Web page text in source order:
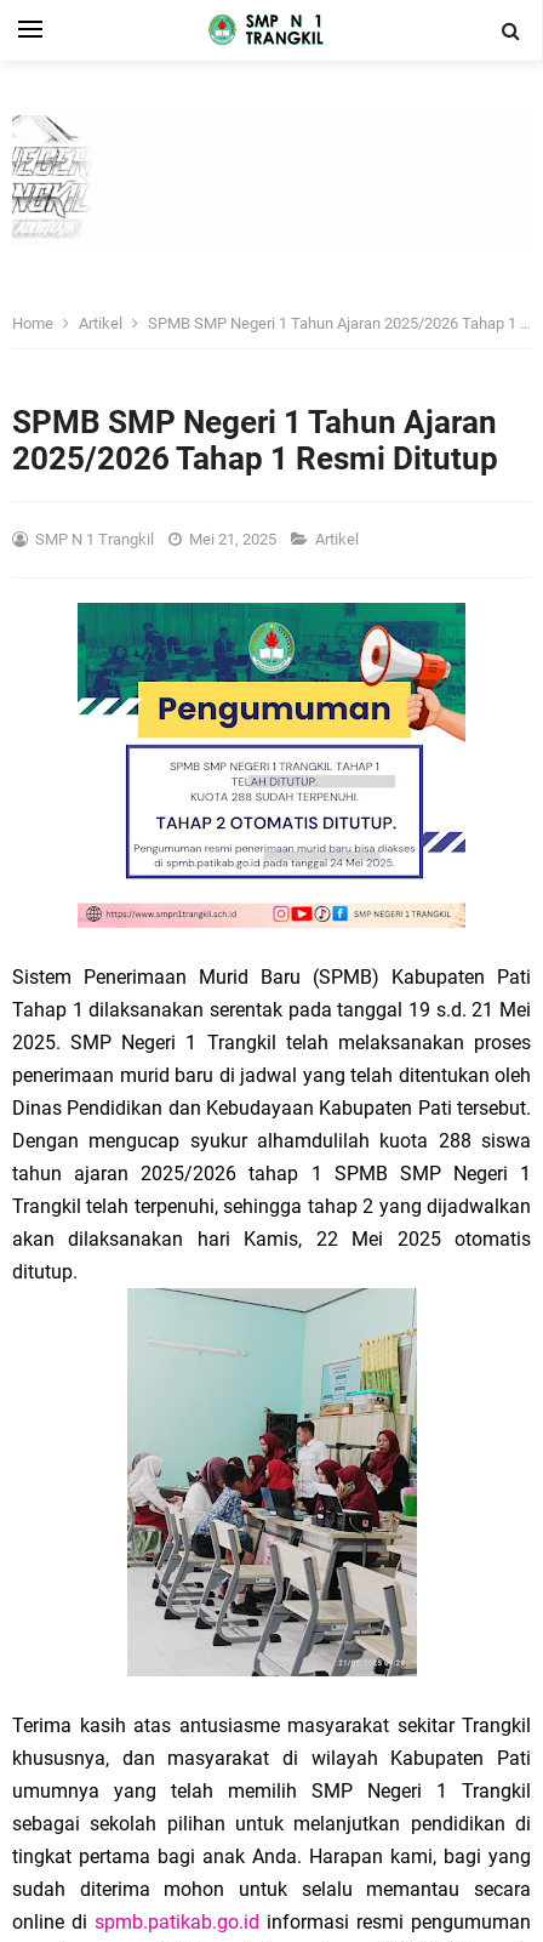
Home Artikel SPMB SMP Negeri 1 Tahun Ajaran 2025/2026 Tahap 1 Resmi Ditutup
SPMB SMP Negeri 1 Tahun Ajaran
2025/2026 Tahap 1 Resmi Ditutup
SMP N 1 Trangkil Mei 21, 2025 Artikel
Sistem Penerimaan Murid Baru (SPMB) Kabupaten Pati
Tahap 1 dilaksanakan serentak pada tanggal 19 s.d. 21 Mei
2025. SMP Negeri 1 Trangkil telah melaksanakan proses
penerimaan murid baru di jadwal yang telah ditentukan oleh
Dinas Pendidikan dan Kebudayaan Kabupaten Pati tersebut.
Dengan mengucap syukur alhamdulilah kuota 288 siswa
tahun ajaran 2025/2026 tahap 1 SPMB SMP Negeri 1
Trangkil telah terpenuhi, sehingga tahap 2 yang dijadwalkan
akan dilaksanakan hari Kamis, 22 Mei 2025 otomatis
ditutup.
Terima kasih atas antusiasme masyarakat sekitar Trangkil
khususnya, dan masyarakat di wilayah Kabupaten Pati
umumnya yang telah memilih SMP Negeri 1 Trangkil
sebagai sekolah pilihan untuk melanjutkan pendidikan di
tingkat pertama bagi anak Anda. Harapan kami, bagi yang
sudah diterima mohon untuk selalu memantau secara
online di spmb.patikab.go.id informasi resmi pengumuman